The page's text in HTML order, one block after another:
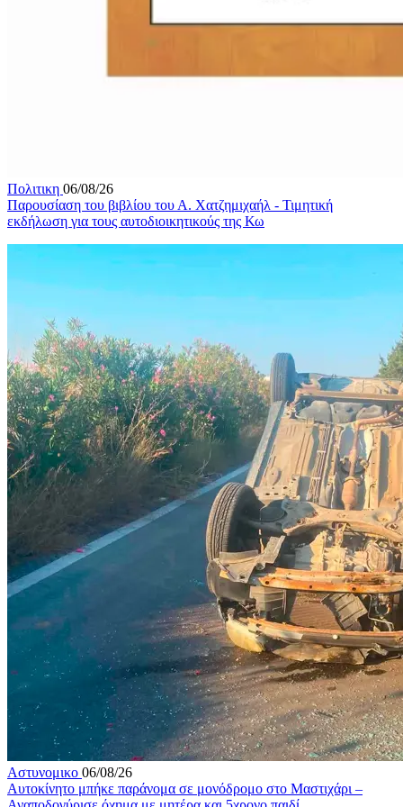
Πολιτικη 06/08/26
Παρουσίαση του βιβλίου του Α. Χατζημιχαήλ - Τιμητική
εκδήλωση για τους αυτοδιοικητικούς της Κω
Αστυνομικο 06/08/26
Αυτοκίνητο μπήκε παράνομα σε μονόδρομο στο Μαστιχάρι –